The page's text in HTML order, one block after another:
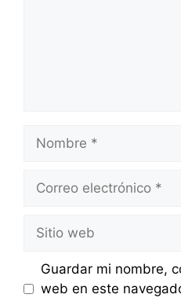
Nombre
Correo
Sitio
web
Guardar mi nombre,
web en este